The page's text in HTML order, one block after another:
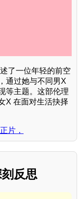
了一位年轻的前空
通过她与不同男X
等主题。这部伦理
X 在面对生活抉择
片，
反思